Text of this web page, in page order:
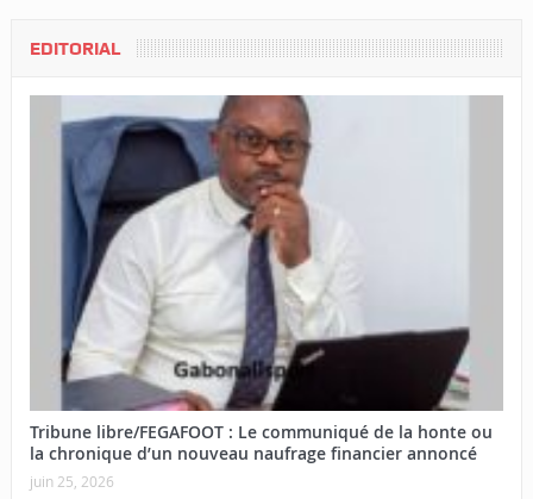
EDITORIAL
Tribune libre/FEGAFOOT : Le communiqué de la honte ou
la chronique d’un nouveau naufrage financier annoncé
juin 25, 2026